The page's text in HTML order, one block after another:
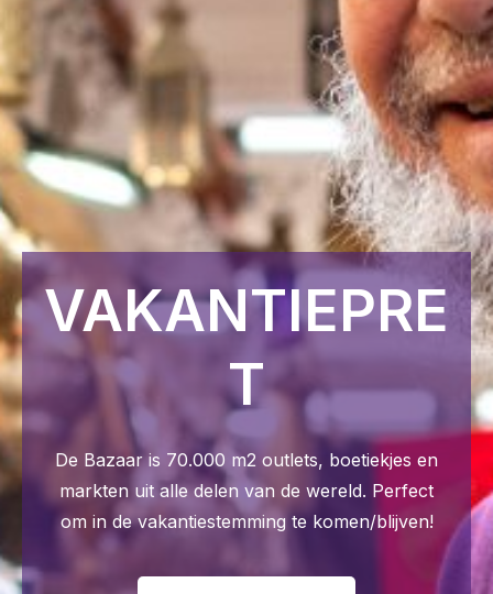
HANDIGE LINKS
Vacatures
Huisregels
Meld namaak
CONTACT
Media en pers
Ruimte huren
Bel: 0251 262626
ADRESGEGEVENS
Montageweg 35, 1948 PH Beverwijk
VAKANTIEPRE
T
De Bazaar is 70.000 m2 outlets, boetiekjes en
markten uit alle delen van de wereld. Perfect
om in de vakantiestemming te komen/blijven!